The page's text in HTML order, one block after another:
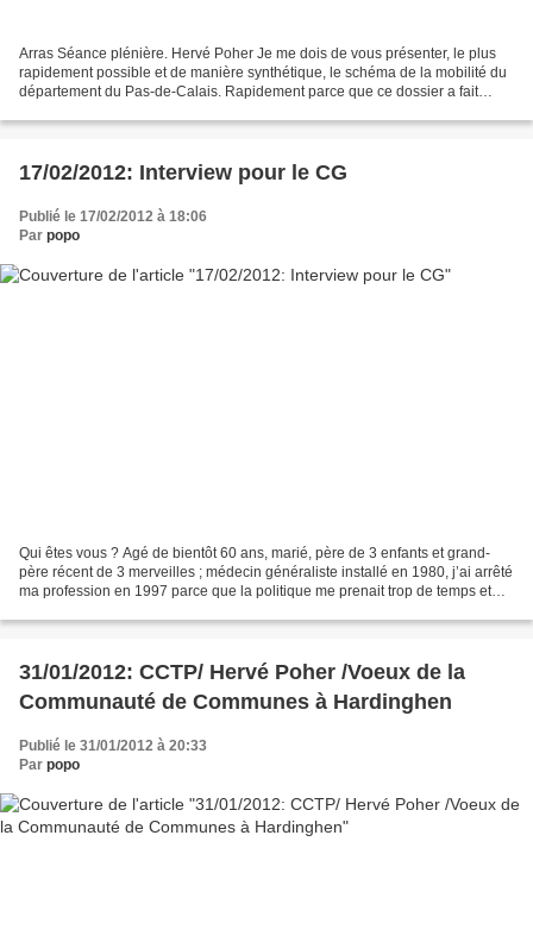
Arras Séance plénière. Hervé Poher Je me dois de vous présenter, le plus
rapidement possible et de manière synthétique, le schéma de la mobilité du
département du Pas-de-Calais. Rapidement parce que ce dossier a fait
17/02/2012: Interview pour le CG
Publié le 17/02/2012 à 18:06
Par popo
Qui êtes vous ? Agé de bientôt 60 ans, marié, père de 3 enfants et grand-
père récent de 3 merveilles ; médecin généraliste installé en 1980, j’ai arrêté
ma profession en 1997 parce que la politique me prenait trop de temps et
31/01/2012: CCTP/ Hervé Poher /Voeux de la
Communauté de Communes à Hardinghen
Publié le 31/01/2012 à 20:33
Par popo